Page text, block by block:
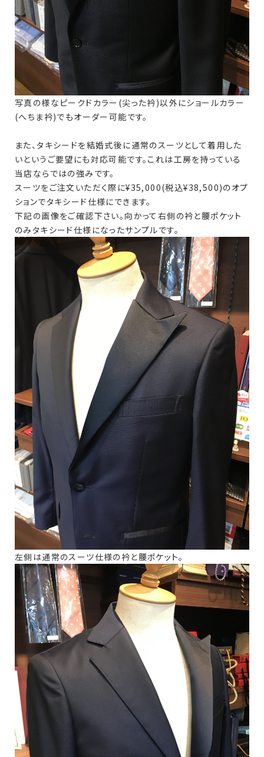
写真の様なピークドカラー(尖った衿)以外にショールカラー
(へちま衿)でもオーダー可能です。
また、タキシードを結婚式後に通常のスーツとして着用した
いというご要望にも対応可能です。これは工房を持っている
当店ならではの強みです。
スーツをご注文いただく際に¥35,000(税込¥38,500)のオプ
ションでタキシード仕様にできます。
下記の画像をご確認下さい。向かって右側の衿と腰ポケット
のみタキシード仕様になったサンプルです。
左側は通常のスーツ仕様の衿と腰ポケット。